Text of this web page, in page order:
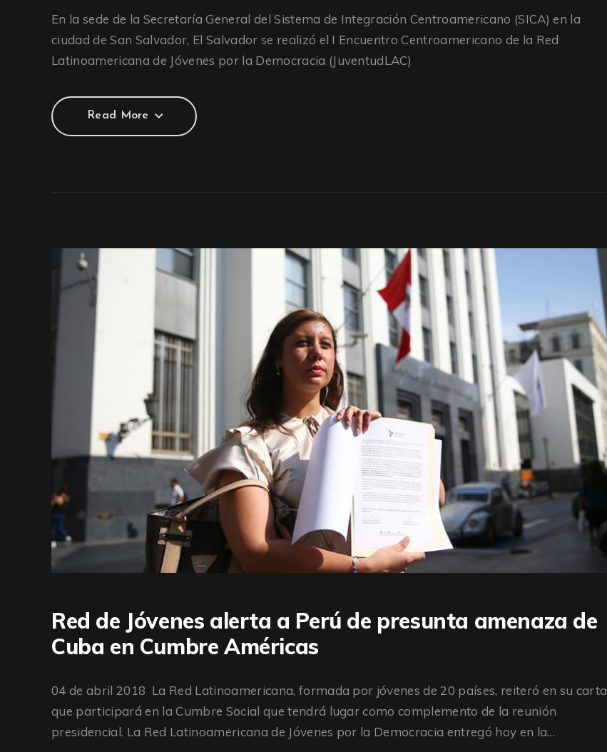
En la sede de la Secretaría General del Sistema de Integración Centroamericano (SICA) en la
ciudad de San Salvador, El Salvador se realizó el I Encuentro Centroamericano de la Red
Latinoamericana de Jóvenes por la Democracia (JuventudLAC)
Read More
Red de Jóvenes alerta a Perú de presunta amenaza de
Cuba en Cumbre Américas
04 de abril 2018 La Red Latinoamericana, formada por jóvenes de 20 países, reiteró en su carta
que participará en la Cumbre Social que tendrá lugar como complemento de la reunión
presidencial. La Red Latinoamericana de Jóvenes por la Democracia entregó hoy en la…